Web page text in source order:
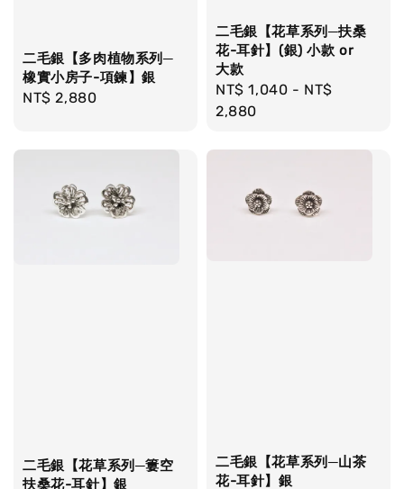
二毛銀【多肉植物系列─
橡實小房子-項鍊】銀
Regular
NT$ 2,880
二毛銀【花草系列─扶桑
花-耳針】(銀) 小款 or
大款
Regular
price
NT$ 1,040 - NT$
2,880
二毛銀【花草系列─簍空
扶桑花-耳針】銀
二毛銀【花草系列─山茶
花-耳針】銀